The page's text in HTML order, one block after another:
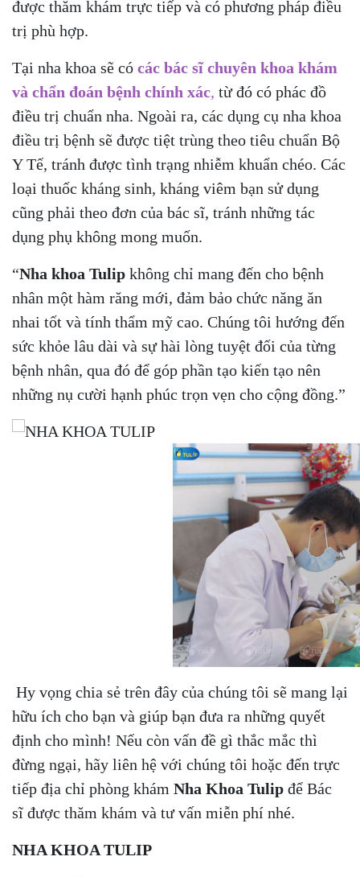
được thăm khám trực tiếp và có phương pháp điều
trị phù hợp.
Tại nha khoa sẽ có các bác sĩ chuyên khoa khám
và chẩn đoán bệnh chính xác, từ đó có phác đồ
điều trị chuẩn nha. Ngoài ra, các dụng cụ nha khoa
điều trị bệnh sẽ được tiệt trùng theo tiêu chuẩn Bộ
Y Tế, tránh được tình trạng nhiễm khuẩn chéo. Các
loại thuốc kháng sinh, kháng viêm bạn sử dụng
cũng phải theo đơn của bác sĩ, tránh những tác
dụng phụ không mong muốn.
“Nha khoa Tulip không chỉ mang đến cho bệnh
nhân một hàm răng mới, đảm bảo chức năng ăn
nhai tốt và tính thẩm mỹ cao. Chúng tôi hướng đến
sức khỏe lâu dài và sự hài lòng tuyệt đối của từng
bệnh nhân, qua đó để góp phần tạo kiến tạo nên
những nụ cười hạnh phúc trọn vẹn cho cộng đồng.”
Hy vọng chia sẻ trên đây của chúng tôi sẽ mang lại
hữu ích cho bạn và giúp bạn đưa ra những quyết
định cho mình! Nếu còn vấn đề gì thắc mắc thì
đừng ngại, hãy liên hệ với chúng tôi hoặc đến trực
tiếp địa chỉ phòng khám Nha Khoa Tulip để Bác
sĩ được thăm khám và tư vấn miễn phí nhé.
NHA KHOA TULIP